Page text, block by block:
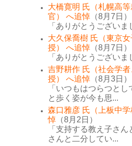
大橋寛明 氏（札幌高
官） へ追悼 （8月7日）
「ありがとうございま
大久保喬樹 氏（東京
授） へ追悼 （8月7日）
「ありがとうございま
吉野耕作 氏（社会学
授） へ追悼 （8月3日）
「いつもはつらつと
と歩く姿が今も思...
森口雅彦 氏（上板中
悼 （8月2日）
「支持する教え子さ
さんと二分してい...